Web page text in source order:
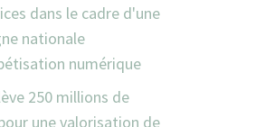
dans le cadre d'une
nationale
numérique
250 millions de
une valorisation de